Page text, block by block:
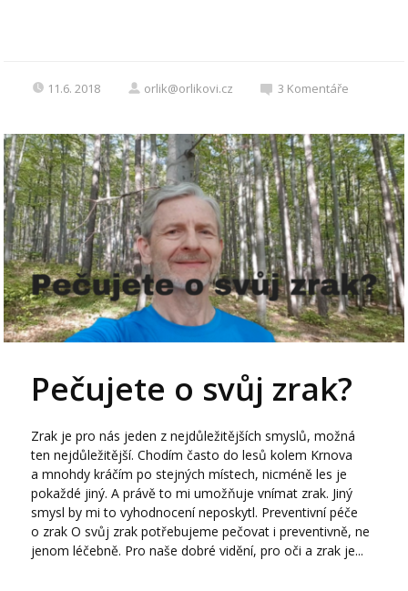
11.6. 2018 orlik@orlikovi.cz 3 Komentáře
Pečujete o svůj zrak?
Zrak je pro nás jeden z nejdůležitějších smyslů, možná
ten nejdůležitější. Chodím často do lesů kolem Krnova
a mnohdy kráčím po stejných místech, nicméně les je
pokaždé jiný. A právě to mi umožňuje vnímat zrak. Jiný
smysl by mi to vyhodnocení neposkytl. Preventivní péče
o zrak O svůj zrak potřebujeme pečovat i preventivně, ne
jenom léčebně. Pro naše dobré vidění, pro oči a zrak je...